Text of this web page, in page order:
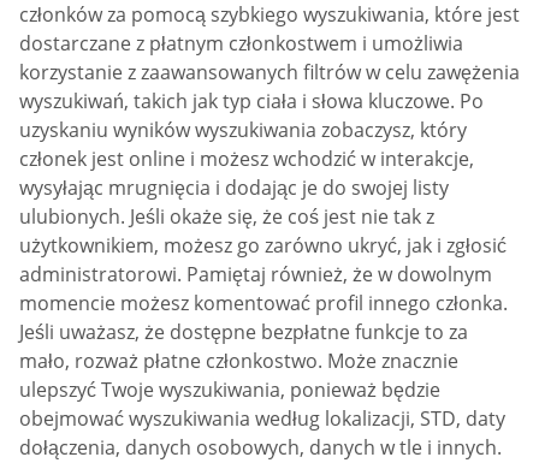
członków za pomocą szybkiego wyszukiwania, które jest
dostarczane z płatnym członkostwem i umożliwia
korzystanie z zaawansowanych filtrów w celu zawężenia
wyszukiwań, takich jak typ ciała i słowa kluczowe. Po
uzyskaniu wyników wyszukiwania zobaczysz, który
członek jest online i możesz wchodzić w interakcje,
wysyłając mrugnięcia i dodając je do swojej listy
ulubionych. Jeśli okaże się, że coś jest nie tak z
użytkownikiem, możesz go zarówno ukryć, jak i zgłosić
administratorowi. Pamiętaj również, że w dowolnym
momencie możesz komentować profil innego członka.
Jeśli uważasz, że dostępne bezpłatne funkcje to za
mało, rozważ płatne członkostwo. Może znacznie
ulepszyć Twoje wyszukiwania, ponieważ będzie
obejmować wyszukiwania według lokalizacji, STD, daty
dołączenia, danych osobowych, danych w tle i innych.